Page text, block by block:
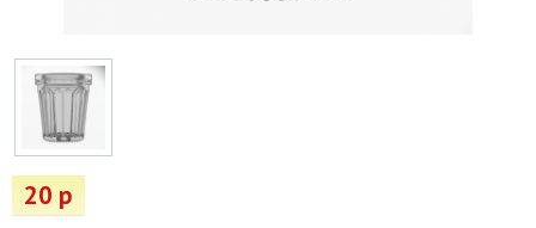
Подарочные сертификаты
20 р